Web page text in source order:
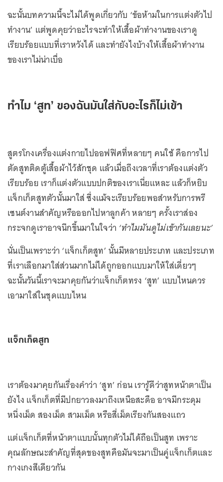
ฉะนั้นบทความนี้จะไม่ได้พูดเกี่ยวกับ ‘ข้อห้ามในการแต่งตัวไป
ทำงาน’ แต่พูดคุยว่าอะไรจะทำให้เสื้อผ้าทำงานของเราดู
เรียบร้อยแบบที่เราหวังได้ และทำยังไงบ้างให้เสื้อผ้าทำงาน
ของเราไม่น่าเบื่อ
ทำไม ‘สูท’ ของฉันมันใส่กับอะไรก็ไม่เข้า
สูตรโกงเครื่องแต่งกายไปออฟฟิศที่หลายๆ คนใช้ คือการไป
ตัดสูทติดตู้เสื้อผ้าไว้สักชุด แล้วเมื่อถึงเวลาที่เราต้องแต่งตัว
เรียบร้อย เราก็แต่งตัวแบบปกติของเราเนี่ยแหละ แล้วก็หยิบ
แจ็กเก็ตสูทตัวนั้นมาใส่ ซึ่งแม้จะเรียบร้อยพอสำหรับการพรี
เซนต์งานสำคัญหรือออกไปหาลูกค้า หลายๆ ครั้งเราส่อง
กระจกดูเราอาจนึกขึ้นมาในใจว่า ‘ทำไมมันดูไม่เข้ากันเลยนะ’
นั่นเป็นเพราะว่า ‘แจ็กเก็ตสูท’ นั้นมีหลายประเภท และประเภท
ที่เราเลือกมาใส่ส่วนมากไม่ได้ถูกออกแบบมาให้ใส่เดี่ยวๆ
ฉะนั้นวันนี้เราจะมาคุยกันว่าแจ็กเก็ตทรง ‘สูท’ แบบไหนควร
เอามาใส่ในชุดแบบไหน
แจ็กเก็ตสูท
เราต้องมาคุยกันเรื่องคำว่า ‘สูท’ ก่อน เรารู้ดีว่าสูทหน้าตาเป็น
ยังไง แจ็กเก็ตที่มีปกยาวลงมาถึงเหนือสะดือ อาจมีกระดุม
หนึ่งเม็ด สองเม็ด สามเม็ด หรือสี่เม็ดเรียงกันสองแถว
แต่แจ็กเก็ตที่หน้าตาแบบนั้นทุกตัวไม่ได้ถือเป็นสูท เพราะ
คุณลักษณะสำคัญที่สุดของสูทคือมันจะมาเป็นคู่แจ็กเก็ตและ
กางเกงสีเดียวกัน